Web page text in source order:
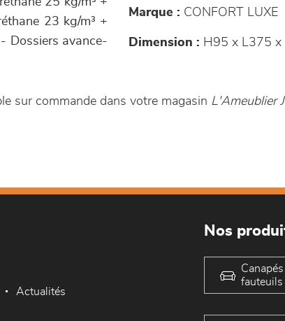
23 kg/m³ +
Dossiers avance-
Marque : CONFORT LUXE
Dimension : H95 x L375 x
sur commande dans votre magasin L'Ameublier
Actualités
Nos
fauteuils